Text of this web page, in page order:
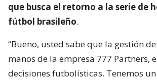
que busca el retorno a la serie de
fútbol brasileño.
“Bueno, usted sabe que la gestión
manos de la empresa 777 Partners,
decisiones futbolísticas. Tenemos